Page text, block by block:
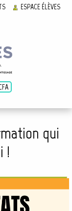
ESPACE ÉLÈVES
qui
!